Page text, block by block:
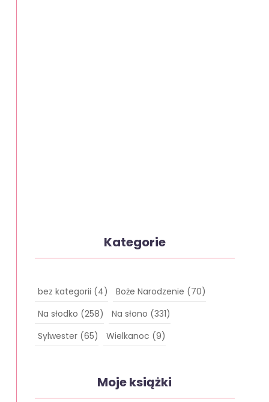
Kategorie
bez kategorii (4) Boże Narodzenie (70)
Na słodko (258) Na słono (331)
Sylwester(65) Wielkanoc (9)
Moje książki